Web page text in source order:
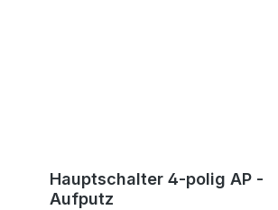
Hauptschalter 4-polig AP -
Aufputz